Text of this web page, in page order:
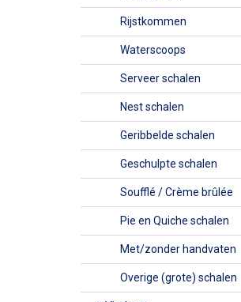
Rijstkommen
Waterscoops
Serveer schalen
Nest schalen
Geribbelde schalen
Geschulpte schalen
Soufflé / Crème brûlée
Pie en Quiche schalen
Met/zonder handvaten
Overige (grote) schalen